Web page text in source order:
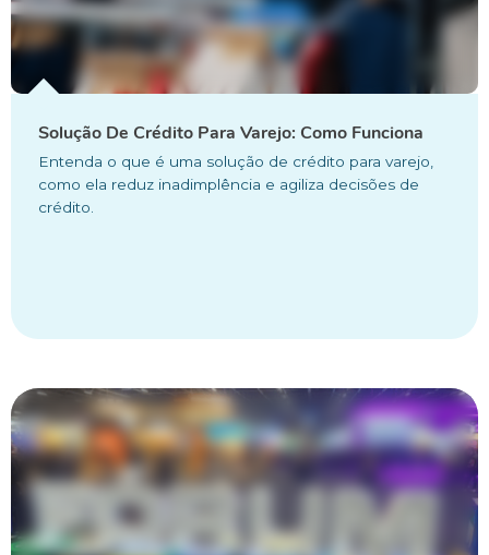
Solução De Crédito Para Varejo: Como Funciona
Entenda o que é uma solução de crédito para varejo,
como ela reduz inadimplência e agiliza decisões de
crédito.